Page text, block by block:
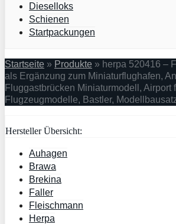
Dieselloks
Schienen
Startpackungen
Startseite » Produkte » herpa 520416 –
als Ergänzung zum Miniaturflughafen,
Fluggastbrücken Miniaturmodell, Airport
Flugzeugmodelle, Bastler,
Hersteller Übersicht:
Auhagen
Brawa
Brekina
Faller
Fleischmann
Herpa